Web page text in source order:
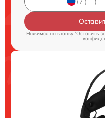
Нажимая на кнопку "Оставить